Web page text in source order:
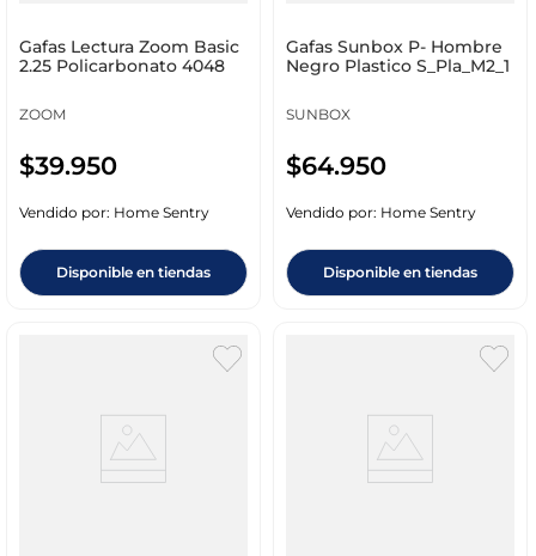
Gafas Lectura Zoom Basic
2.25 Policarbonato 4048
ZOOM
$39.950
Vendido por: Home Sentry
Disponible en tiendas
Gafas Sunbox P- Hombre
Negro Plastico S_Pla_M2_1
SUNBOX
$64.950
Vendido por: Home Sentry
Disponible en tiendas